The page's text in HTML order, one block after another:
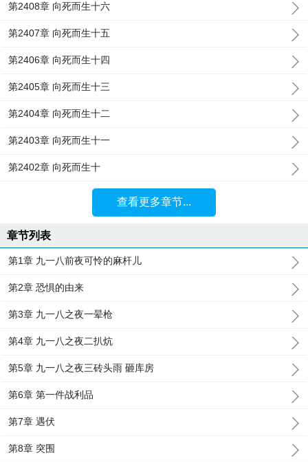
第2408章 向死而生十六
第2407章 向死而生十五
第2406章 向死而生十四
第2405章 向死而生十三
第2404章 向死而生十二
第2403章 向死而生十一
第2402章 向死而生十
查看更多章节...
章节列表
第1章 九一八前夜可怜的麻杆儿
第2章 恐惧的由来
第3章 九一八之夜一晕枪
第4章 九一八之夜二扒炕
第5章 九一八之夜三砖头雨 砸库房
第6章 第一件战利品
第7章 遇伏
第8章 突围